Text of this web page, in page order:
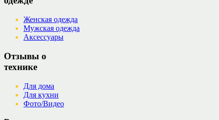
Женская одежда
Мужская одежда
Аксессуары
Отзывы о
технике
Для дома
Для кухни
Фото/Видео